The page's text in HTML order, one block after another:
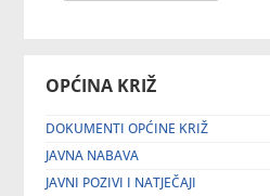
OPĆINA KRIŽ
DOKUMENTI OPĆINE KRIŽ
JAVNA NABAVA
JAVNI POZIVI I NATJEČAJI